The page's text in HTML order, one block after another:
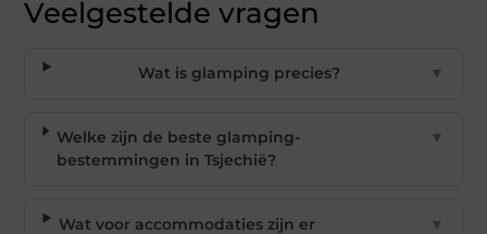
Veelgestelde vragen
Wat is glamping precies? ▼
Welke zijn de beste glamping-
bestemmingen in Tsjechië?
▼
Wat voor accommodaties zijn er
▼